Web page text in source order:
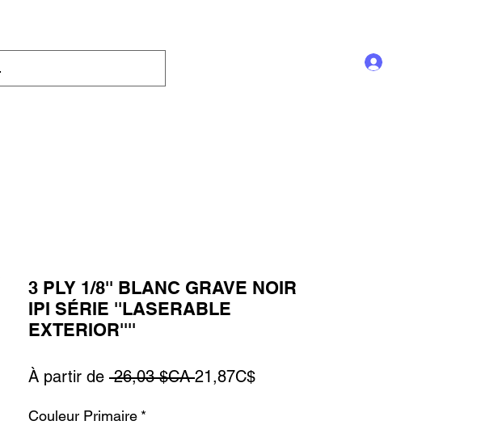
3 PLY 1/8'' BLANC GRAVE NOIR
IPI SÉRIE ''LASERABLE
EXTERIOR''''
À partir de 26,03 $CA Prix
21,87C$Prix
Couleur Primaire *